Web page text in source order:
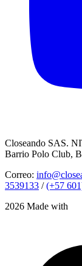
Closeando SAS.
Barrio Polo Club,
Correo:
3539133 /(+57
2026 Made with